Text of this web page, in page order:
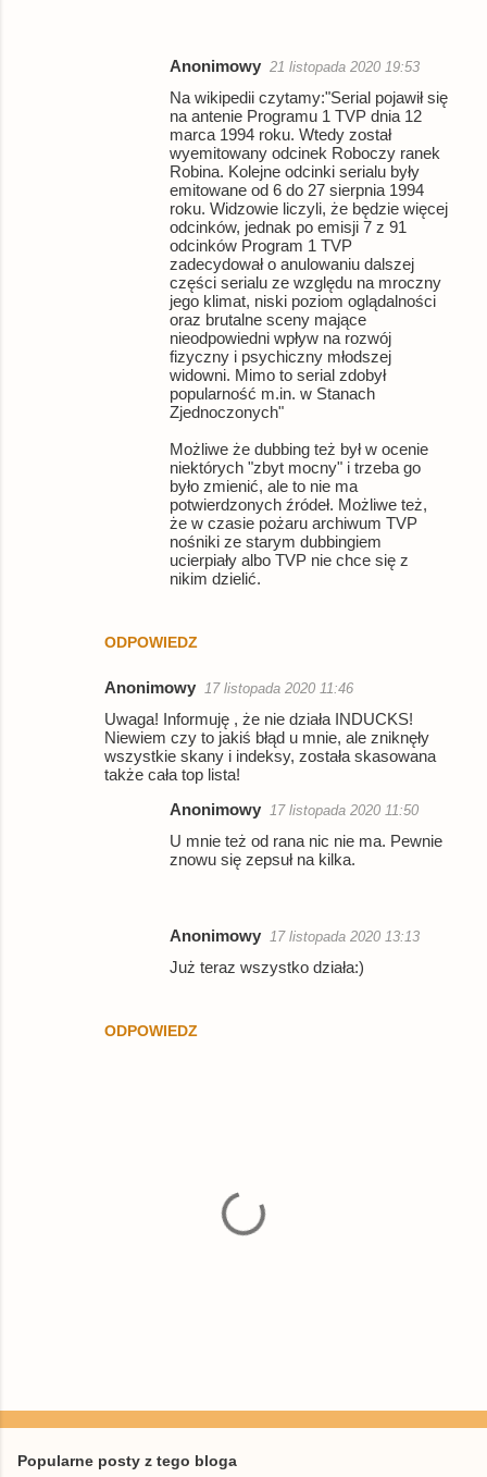
ODPOWIEDZ
Anonimowy 21 listopada 2020 19:53
Na wikipedii czytamy:"Serial pojawił się
na antenie Programu 1 TVP dnia 12
marca 1994 roku. Wtedy został
wyemitowany odcinek Roboczy ranek
Robina. Kolejne odcinki serialu były
emitowane od 6 do 27 sierpnia 1994
roku. Widzowie liczyli, że będzie więcej
odcinków, jednak po emisji 7 z 91
odcinków Program 1 TVP
zadecydował o anulowaniu dalszej
części serialu ze względu na mroczny
jego klimat, niski poziom oglądalności
oraz brutalne sceny mające
nieodpowiedni wpływ na rozwój
fizyczny i psychiczny młodszej
widowni. Mimo to serial zdobył
popularność m.in. w Stanach
Zjednoczonych"
Możliwe że dubbing też był w ocenie
niektórych "zbyt mocny" i trzeba go
było zmienić, ale to nie ma
potwierdzonych źródeł. Możliwe też,
że w czasie pożaru archiwum TVP
nośniki ze starym dubbingiem
ucierpiały albo TVP nie chce się z
nikim dzielić.
Anonimowy 17 listopada 2020 11:46
Uwaga! Informuję , że nie działa INDUCKS!
Niewiem czy to jakiś błąd u mnie, ale zniknęły
wszystkie skany i indeksy, została skasowana
także cała top lista!
ODPOWIEDZ
Anonimowy 17 listopada 2020 11:50
U mnie też od rana nic nie ma. Pewnie
znowu się zepsuł na kilka.
Anonimowy 17 listopada 2020 13:13
Już teraz wszystko działa:)
e
Popularne posty z tego bloga